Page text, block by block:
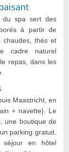
du spa sert des
à partir de
chaudes, thés et
cadre naturel
repas, dans les
Maastricht, en
+ navette). Le
une boutique de
parking gratuit.
séjour en hôtel